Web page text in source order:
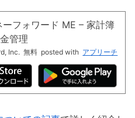
フォワード ME – 家計簿
管理
Inc. 無料 posted with アプリーチ